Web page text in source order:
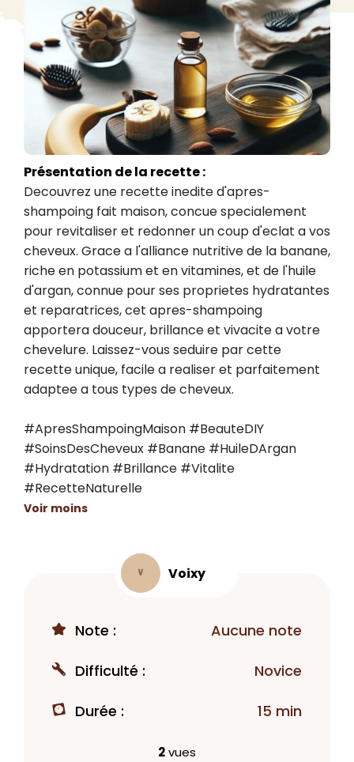
Présentation de la recette :
Decouvrez une recette inedite d'apres-
shampoing fait maison, concue specialement
pour revitaliser et redonner un coup d'eclat a vos
cheveux. Grace a l'alliance nutritive de la banane,
riche en potassium et en vitamines, et de l'huile
d'argan, connue pour ses proprietes hydratantes
et reparatrices, cet apres-shampoing
apportera douceur, brillance et vivacite a votre
chevelure. Laissez-vous seduire par cette
recette unique, facile a realiser et parfaitement
adaptee a tous types de cheveux.
#ApresShampoingMaison #BeauteDIY
#SoinsDesCheveux #Banane #HuileDArgan
#Hydratation #Brillance #Vitalite
#RecetteNaturelle
Voir moins
V Voixy
Note : Aucune note
Difficulté : Novice
Durée : 15 min
2vues